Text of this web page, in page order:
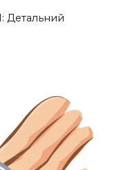
Детальний